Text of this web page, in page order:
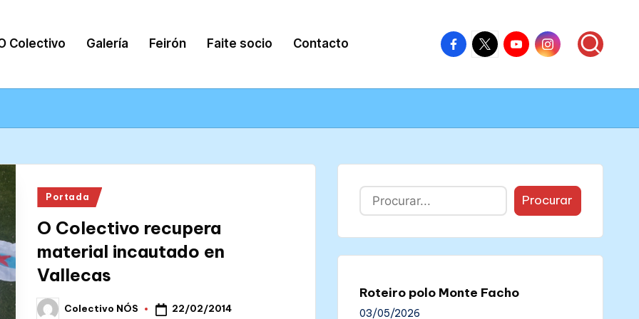
Colectivo Galería Feirón Faite socio Contacto
Facebook
–
Nós
X
–
Nós
Youtube
–
Nós
Instagram
–
Nós
Posted
Portada
O Colectivo recupera
material incautado en
Vallecas
PostedColectivo NÓS 22/02/2014
Buscar Procurar
Roteiro polo Monte Facho
03/05/2026